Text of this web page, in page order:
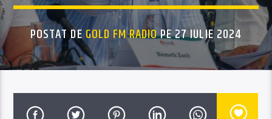
POSTAT DEGOLD FM RADIOPE 27 IULIE 2024